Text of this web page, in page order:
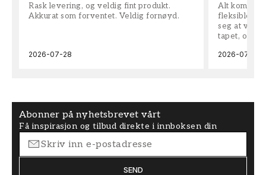
Rask levering, og veldig fint produkt.
Akkurat som forventet. Veldig fornøyd.
2026-07-28
Alt kom
fleksible på
seg at vi
tapet, og
2026-07-04
Abonner på nyhetsbrevet vårt
Få inspirasjon og tilbud direkte i innboksen din
SEND